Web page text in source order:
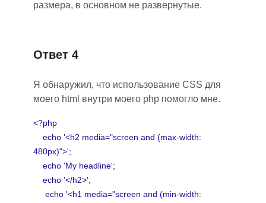
размера, в основном не развернутые.
Ответ 4
Я обнаружил, что использование CSS для
моего html внутри моего php помогло мне.
<?php
echo '<h2 media="screen and (max-width:
480px)">';
echo 'My headline';
echo '</h2>';
echo '<h1 media="screen and (min-width: